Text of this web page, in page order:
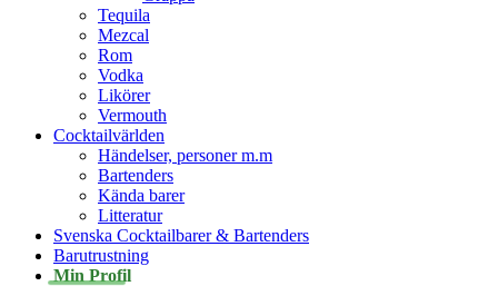
Tequila
Mezcal
Rom
Vodka
Likörer
Vermouth
Cocktailvärlden
Händelser, personer m.m
Bartenders
Kända barer
Litteratur
Svenska Cocktailbarer & Bartenders
Barutrustning
Min Profil